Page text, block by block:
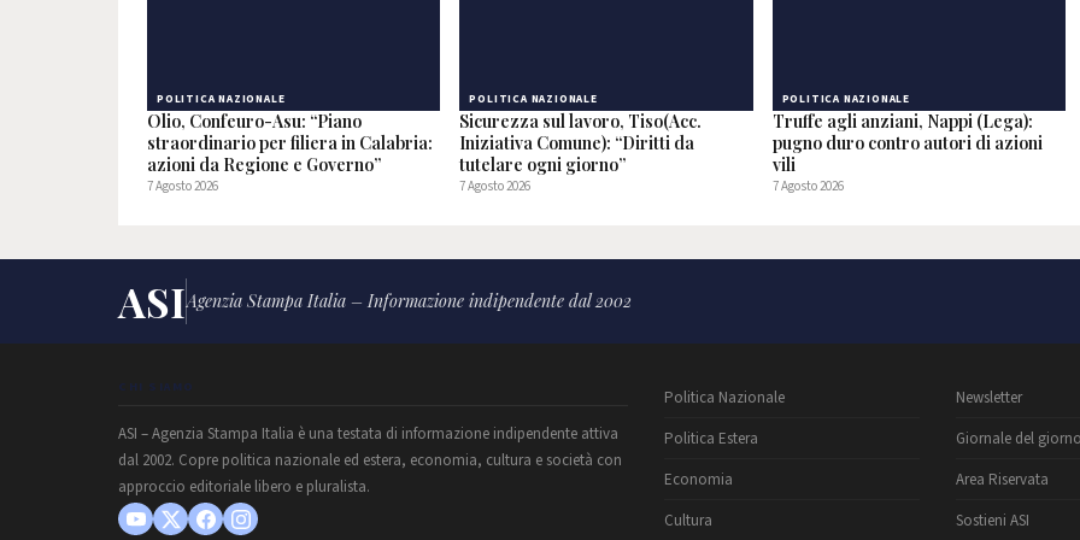
POLITICA NAZIONALE
Olio, Confeuro-Asu: “Piano
straordinario per filiera in Calabria:
azioni da Regione e Governo”
7 Agosto 2026
POLITICA NAZIONALE
Sicurezza sul lavoro, Tiso(Acc.
Iniziativa Comune): “Diritti da
tutelare ogni giorno”
7 Agosto 2026
POLITICA NAZIONALE
Truffe agli anziani, Nappi (Lega):
pugno duro contro autori di azioni
vili
7 Agosto 2026
ASIAgenzia Stampa Italia – Informazione indipendente dal 2002
CHI SIAMO
ASI – Agenzia Stampa Italia è una testata di informazione indipendente attiva
dal 2002. Copre politica nazionale ed estera, economia, cultura e società con
approccio editoriale libero e pluralista.
Politica Nazionale
Politica Estera
Economia
Cultura
Newsletter
Giornale del giorno
Area Riservata
Sostieni ASI